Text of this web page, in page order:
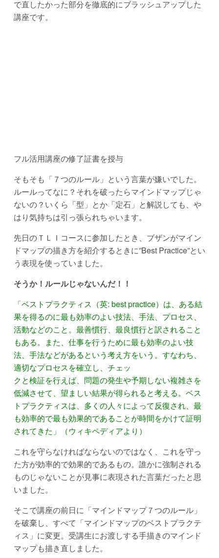
で直したかった部分を徹底的にブラッシュアップした
講座です。
フル活用講座の修了証書を授与
そもそも「７つのルール」という言葉が嫌いでした。
ルールってなに？それを破ったらマインドマップじゃ
ないの？いくら「型」とか「定石」と解説しても、や
はり気持ちは引っ張られちゃいます。
先日のＴＬＩコースに参加したとき、ブザンがマイン
ドマップの描き方を紹介するときに”Best Practice”とい
う表現を使っていました。
そうか！ルールじゃないんだ！！
「ベストプラクティス（英: best practice）は、ある結
果を得るのに最も効率のよい技法、手法、プロセス、
活動などのこと。最善慣行、最良慣行と訳されること
もある。また、仕事を行うために最も効率のよい技
法、手法などがあるという考え方をいう。すなわち、
適切なプロセスを確立し、チェッ
クと検証を行えば、問題の発生や予期しない複雑さを
低減させて、望ましい結果が得られると考える。ベス
トプラクティスは、多くの人々によって反復され、最
も効率的で最も効果的であることが時間をかけて証明
されてきた」（ウィキペディアより）
これを守らなければならないのではなく、これを守っ
た方が効率的で効果的であるもの。誰かに強制される
ものじゃないことが見事に表現された言葉だったと思
いました。
そこで講座の前日に「マインドマップ７つのルール」
を破棄し、すべて「マインドマップのベストプラクテ
ィス」に変更。受講生にお渡しする手描きのマインド
マップも描き直しました。